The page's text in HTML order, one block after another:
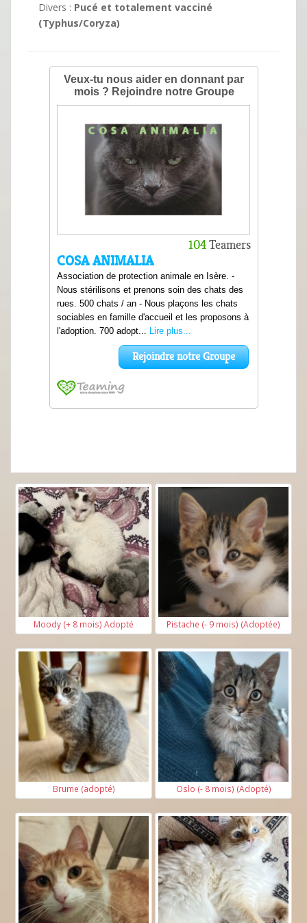
Divers : Pucé et totalement vacciné
(Typhus/Coryza)
Moody (+ 8 mois) Adopté Pistache (- 9 mois) (Adoptée)
Brume (adopté) Oslo (- 8 mois) (Adopté)